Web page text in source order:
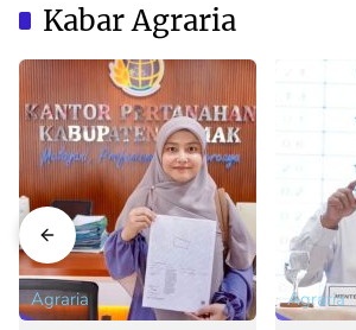
Kabar Agraria
Agraria Agraria